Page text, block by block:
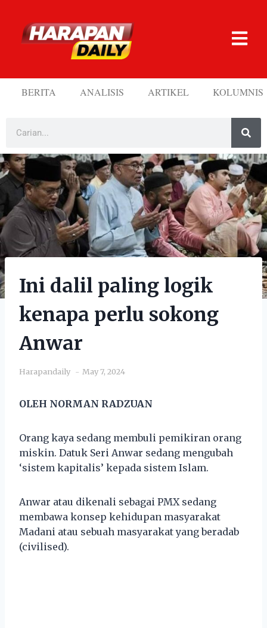
BERITA ANALISIS ARTIKEL KOLUMNIS
Ini dalil paling logik
kenapa perlu sokong
Anwar
Harapandaily May 7, 2024
OLEH NORMAN RADZUAN
Orang kaya sedang membuli pemikiran orang
miskin. Datuk Seri Anwar sedang mengubah
‘sistem kapitalis’ kepada sistem Islam.
Anwar atau dikenali sebagai PMX sedang
membawa konsep kehidupan masyarakat
Madani atau sebuah masyarakat yang beradab
(civilised).